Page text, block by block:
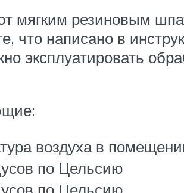
мягким резиновым
что написано в
эксплуатировать
воздуха в
по Цельсию